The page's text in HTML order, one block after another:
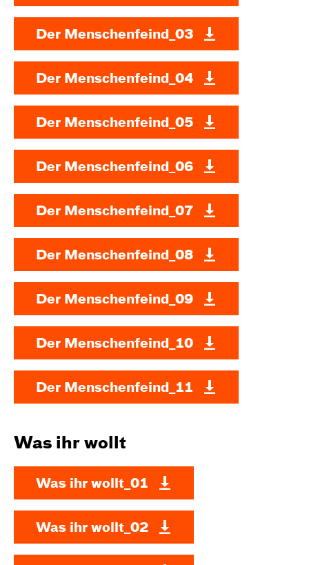
Der Menschenfeind_03
Der Menschenfeind_04
Der Menschenfeind_05
Der Menschenfeind_06
Der Menschenfeind_07
Der Menschenfeind_08
Der Menschenfeind_09
Der Menschenfeind_10
Der Menschenfeind_11
Was ihr wollt
Was ihr wollt_01
Was ihr wollt_02